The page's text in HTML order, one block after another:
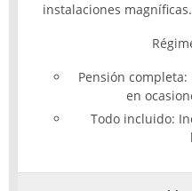
instalaciones magníficas.
Pensión
en
Todo incluido: